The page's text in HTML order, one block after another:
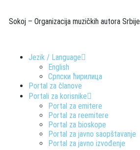
Sokoj – Organizacija muzičkih autora Srbije
Jezik / Language
English
Српски ћирилица
Portal za članove
Portali za korisnike
Portal za emitere
Portal za reemitere
Portal za bioskope
Portal za javno saopštavanje
Portal za javno izvođenje